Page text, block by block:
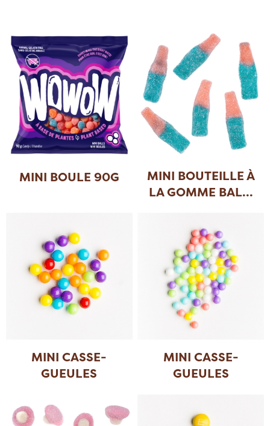
MINI BOULE 90G
MINI BOUTEILLE À
LA GOMME BAL...
MINI CASSE-
GUEULES
MINI CASSE-
GUEULES